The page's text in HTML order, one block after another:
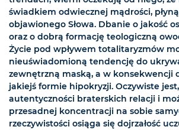
świadkiem odwiecznej mądrości,
objawionego Słowa. Dbanie o jakość
oraz o dobrą formację teologiczną
Życie pod wpływem totalitaryzmów
nieuświadomioną tendencję do
zewnętrzną maską, a w konsekwencji
jakiejś formie hipokryzji. Oczywiste jest,
autentyczności braterskich relacji i
przesadnej koncentracji na sobie
rzeczywistości osiąga się dojrzałość